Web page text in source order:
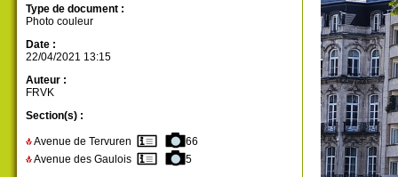
Type de document :
Photo couleur
Date :
22/04/2021 13:15
Auteur :
FRVK
Section(s) :
Avenue de Tervuren
66
Avenue des Gaulois
5